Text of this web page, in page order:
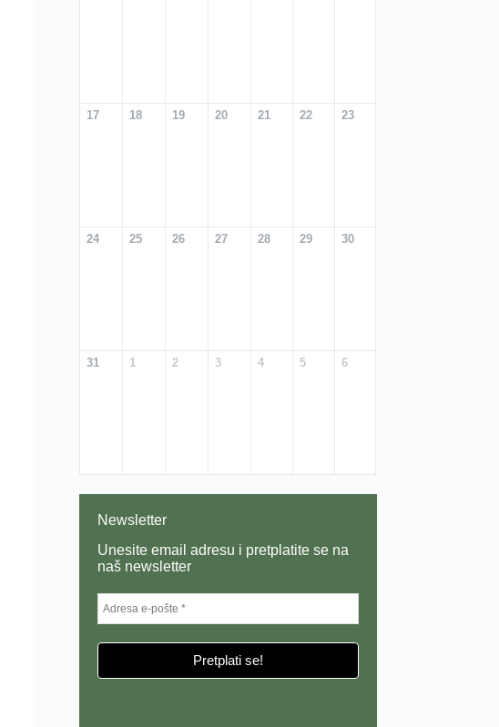
17 18 19 20 21 22 23
24 25 26 27 28 29 30
31 1 2 3 4 5 6
Newsletter
Unesite email adresu i pretplatite se na
naš newsletter